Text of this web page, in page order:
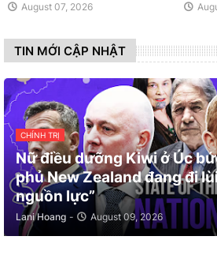
August 07, 2026
TIN MỚI CẬP NHẬT
CHÍNH TRỊ
Nữ điều dưỡng Kiwi ở Úc
phủ New Zealand đang đi
nguồn lực”
Lani Hoang - August 09, 2026